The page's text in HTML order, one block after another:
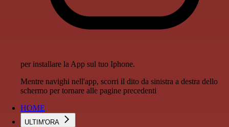
per installare la App sul tuo Iphone.
Mentre navighi nell'app, scorri il dito da sinistra a destra dello
schermo per tornare alle pagine precedenti
HOME
ULTIM'ORA